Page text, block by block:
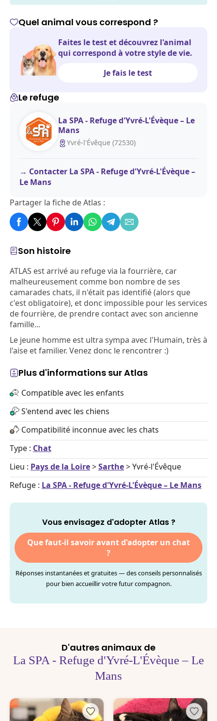
Son histoire
ATLAS est arrivé au refuge via la fourrière, car
malheureusement comme bon nombre de ses
camarades chats, il n'était pas identifié (alors que
c'est obligatoire), et donc impossible pour les services
de fourrière, de prendre contact avec son ancienne
famille...
Le jeune homme est ultra sympa avec l'Humain, très à
l'aise et familier. Venez donc le rencontrer :)
Plus d'informations sur Atlas
Compatible avec les enfants
S'entend avec les chiens
Compatibilité inconnue avec les chats
Type : Chat
Lieu : Pays de la Loire>Sarthe> Yvré-l'Évêque
Refuge : La SPA - Refuge d'Yvré-L'Évèque – Le Mans
Vous envisagez d'adopter Atlas ?
Que faut-il savoir avant d'adopter un chat
?
Réponses instantanées et gratuites — des conseils personnalisés
pour bien accueillir votre futur compagnon.
Quel animal vous correspond ?
Faites le test et découvrez l'animal
qui correspond à votre style de vie.
Je fais le test
Le refuge
La SPA - Refuge d'Yvré-L'Évèque – Le
Mans
Yvré-l'Évêque (72530)
Contacter La SPA - Refuge d'Yvré-L'Évèque –
Le Mans
Partager la fiche de Atlas :
D'autres animaux de
La SPA - Refuge d'Yvré-L'Évèque – Le
Mans